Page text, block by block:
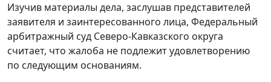
Изучив материалы дела, заслушав представителей
заявителя и заинтересованного лица, Федеральный
арбитражный суд Северо-Кавказского округа
считает, что жалоба не подлежит удовлетворению
по следующим основаниям.